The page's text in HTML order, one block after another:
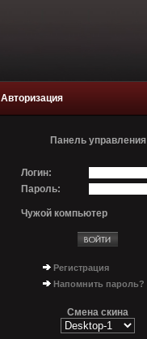
Авторизация
Панель управления
Логин:
Пароль:
Чужой компьютер
Регистрация
Напомнить пароль?
Смена скина